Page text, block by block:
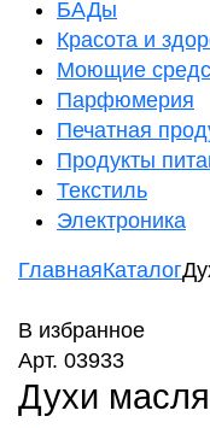
БАДы
Красота и
Моющие
Парфюмерия
Печатная
Продукты
Текстиль
Электроника
ГлавнаяКаталог
В избранное
Арт. 03933
Духи